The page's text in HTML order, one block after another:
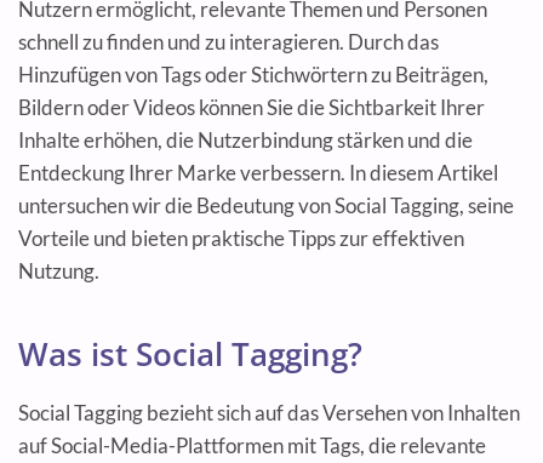
Nutzern ermöglicht, relevante Themen und Personen
schnell zu finden und zu interagieren. Durch das
Hinzufügen von Tags oder Stichwörtern zu Beiträgen,
Bildern oder Videos können Sie die Sichtbarkeit Ihrer
Inhalte erhöhen, die Nutzerbindung stärken und die
Entdeckung Ihrer Marke verbessern. In diesem Artikel
untersuchen wir die Bedeutung von Social Tagging, seine
Vorteile und bieten praktische Tipps zur effektiven
Nutzung.
Was ist Social Tagging?
Social Tagging bezieht sich auf das Versehen von Inhalten
auf Social-Media-Plattformen mit Tags, die relevante